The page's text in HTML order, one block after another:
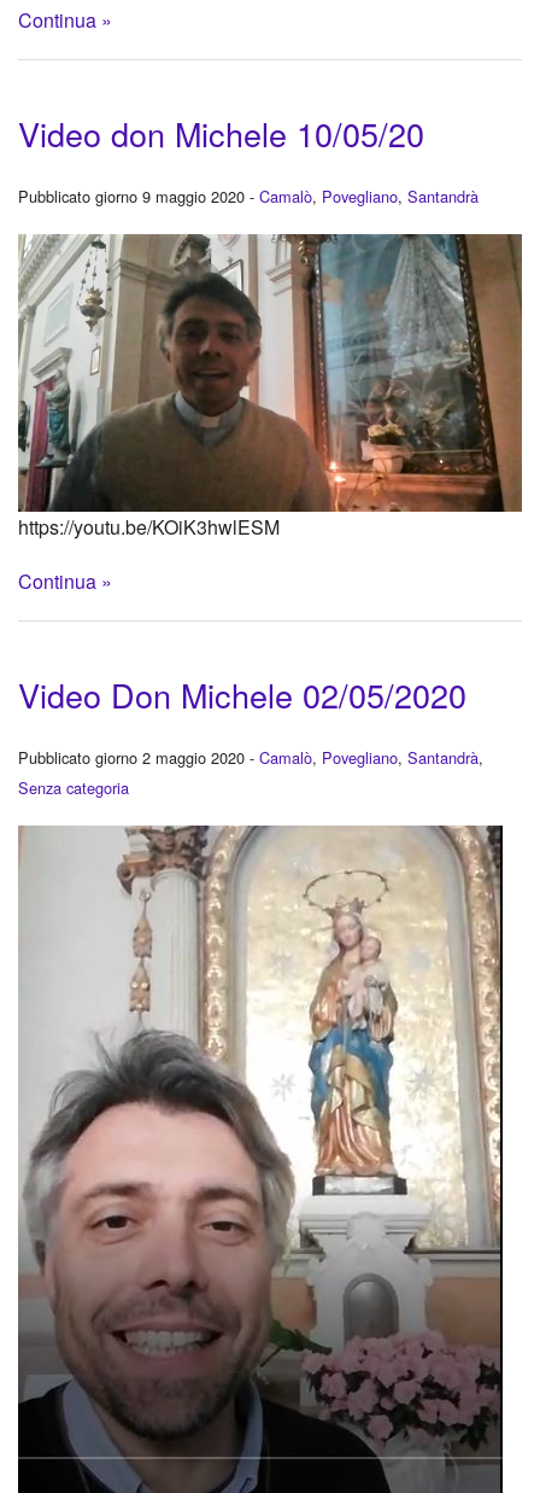
Continua »
Video don Michele 10/05/20
Pubblicato giorno 9 maggio 2020 - Camalò, Povegliano, Santandrà
https://youtu.be/KOiK3hwlESM
Continua »
Video Don Michele 02/05/2020
Pubblicato giorno 2 maggio 2020 - Camalò, Povegliano, Santandrà,
Senza categoria